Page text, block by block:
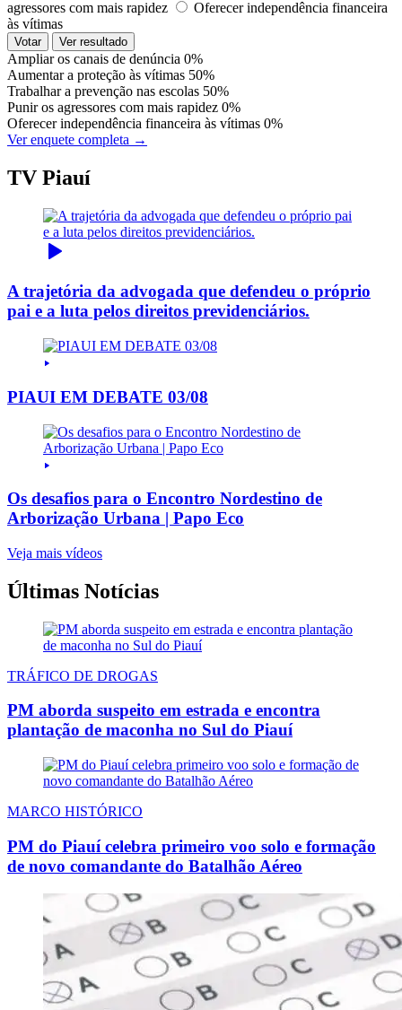
agressores com mais rapidez
Oferecer independência financeira
às vítimas
Votar Ver resultado
Ampliar os canais de denúncia 0%
Aumentar a proteção às vítimas 50%
Trabalhar a prevenção nas escolas 50%
Punir os agressores com mais rapidez 0%
Oferecer independência financeira às vítimas 0%
Ver enquete completa →
TV Piauí
A trajetória da advogada que defendeu o próprio
pai e a luta pelos direitos previdenciários.
PIAUI EM DEBATE 03/08
Os desafios para o Encontro Nordestino de
Arborização Urbana | Papo Eco
Veja mais vídeos
Últimas Notícias
TRÁFICO DE DROGAS
PM aborda suspeito em estrada e encontra
plantação de maconha no Sul do Piauí
MARCO HISTÓRICO
PM do Piauí celebra primeiro voo solo e formação
de novo comandante do Batalhão Aéreo